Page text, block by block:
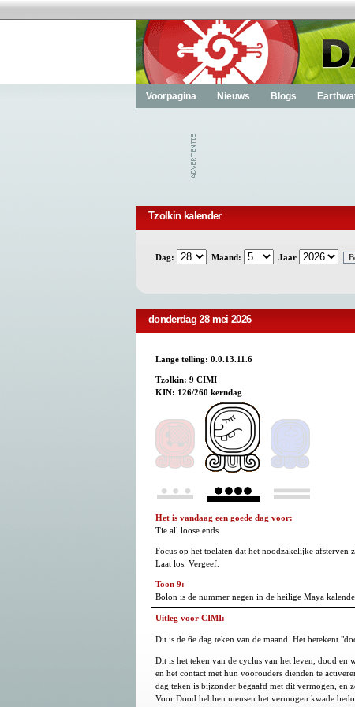
Voorpagina Nieuws Blogs
Tzolkin kalender
Dag: Maand: Jaar
donderdag 28 mei 2026
Lange telling: 0.0.13.11.6
Tzolkin: 9 CIMI
KIN: 126/260 kerndag
Het is vandaag een goede dag voor:
Tie all loose ends.
Focus op het toelaten dat het noodzakelijke
Laat los. Vergeef.
Toon 9:
Bolon is de nummer negen in de heilige Maya
Uitleg voor CIMI:
Dit is de 6e dag teken van de maand. Het betekent
Dit is het teken van de cyclus van het leven, dood en
en het contact met hun voorouders dienden te
dag teken is bijzonder begaafd met dit vermogen, en
Voor Dood hebben mensen het vermogen kwade